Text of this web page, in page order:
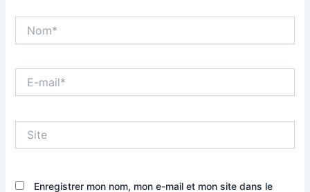
mail*
Enregistrer mon nom, mon e-mail et mon site dans le